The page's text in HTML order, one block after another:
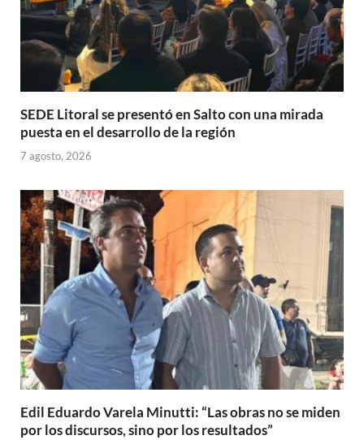
SEDE Litoral se presentó en Salto con una mirada
puesta en el desarrollo de la región
7 agosto, 2026
Edil Eduardo Varela Minutti: “Las obras no se miden
por los discursos, sino por los resultados”